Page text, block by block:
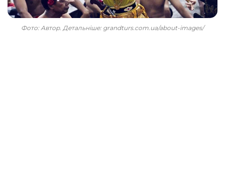
Фото: Автор. Детальніше: grandturs.com.ua/about-images/